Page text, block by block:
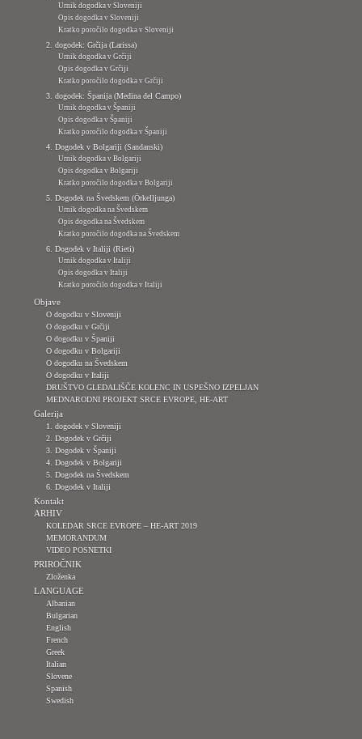
Urnik dogodka v Sloveniji
Opis dogodka v Sloveniji
Kratko poročilo dogodka v Sloveniji
2. dogodek: Grčija (Larissa)
Urnik dogodka v Grčiji
Opis dogodka v Grčiji
Kratko poročilo dogodka v Grčiji
3. dogodek: Španija (Medina del Campo)
Urnik dogodka v Španiji
Opis dogodka v Španiji
Kratko poročilo dogodka v Španiji
4. Dogodek v Bolgariji (Sandanski)
Urnik dogodka v Bolgariji
Opis dogodka v Bolgariji
Kratko poročilo dogodka v Bolgariji
5. Dogodek na Švedskem (Örkelljunga)
Urnik dogodka na Švedskem
Opis dogodka na Švedskem
Kratko poročilo dogodka na Švedskem
6. Dogodek v Italiji (Rieti)
Urnik dogodka v Italiji
Opis dogodka v Italiji
Kratko poročilo dogodka v Italiji
Objave
O dogodku v Sloveniji
O dogodku v Grčiji
O dogodku v Španiji
O dogodku v Bolgariji
O dogodku na Švedskem
O dogodku v Italiji
DRUŠTVO GLEDALIŠČE KOLENC IN USPEŠNO IZPELJAN
MEDNARODNI PROJEKT SRCE EVROPE, HE-ART
Galerija
1. dogodek v Sloveniji
2. Dogodek v Grčiji
3. Dogodek v Španiji
4. Dogodek v Bolgariji
5. Dogodek na Švedskem
6. Dogodek v Italiji
Kontakt
ARHIV
KOLEDAR SRCE EVROPE – HE-ART 2019
MEMORANDUM
VIDEO POSNETKI
PRIROČNIK
Zloženka
LANGUAGE
Albanian
Bulgarian
English
French
Greek
Italian
Slovene
Spanish
Swedish